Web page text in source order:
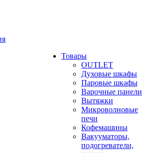
Товары
OUTLET
Духовые шкафы
Паровые шкафы
Варочные панели
Вытяжки
Микроволновые
печи
Кофемашины
Вакууматоры,
подогреватели,